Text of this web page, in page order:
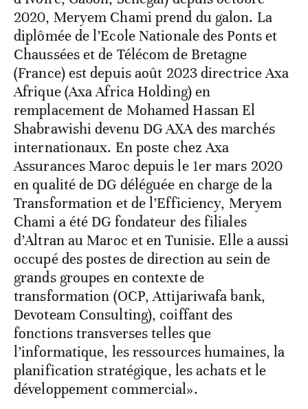
2020, Meryem Chami prend du galon. La
diplômée de l’Ecole Nationale des Ponts et
Chaussées et de Télécom de Bretagne
(France) est depuis août 2023 directrice Axa
Afrique (Axa Africa Holding) en
remplacement de Mohamed Hassan El
Shabrawishi devenu DG AXA des marchés
internationaux. En poste chez Axa
Assurances Maroc depuis le 1er mars 2020
en qualité de DG déléguée en charge de la
Transformation et de l’Efficiency, Meryem
Chami a été DG fondateur des filiales
d’Altran au Maroc et en Tunisie. Elle a aussi
occupé des postes de direction au sein de
grands groupes en contexte de
transformation (OCP, Attijariwafa bank,
Devoteam Consulting), coiffant des
fonctions transverses telles que
l’informatique, les ressources humaines, la
planification stratégique, les achats et le
développement commercial».